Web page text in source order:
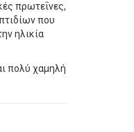
πρωτεΐνες,
που
ηλικία
πολύ χαμηλή